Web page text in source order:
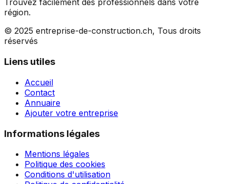
Trouvez facilement des professionnels dans votre
région.
© 2025 entreprise-de-construction.ch, Tous droits
réservés
Liens utiles
Accueil
Contact
Annuaire
Ajouter votre entreprise
Informations légales
Mentions légales
Politique des cookies
Conditions d'utilisation